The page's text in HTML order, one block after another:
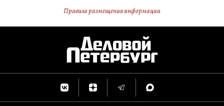
Правила размещения информации